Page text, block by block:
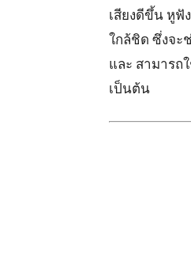
เสียงดีขึ้น หูฟั
ใกล้ชิด ซึ่งจะ
และ สามารถ
เป็นต้น